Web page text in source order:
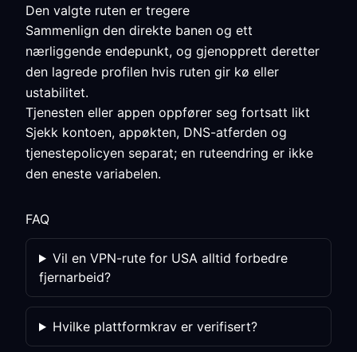
Den valgte ruten er tregere
Sammenlign den direkte banen og ett
nærliggende endepunkt, og gjenopprett deretter
den lagrede profilen hvis ruten gir kø eller
ustabilitet.
Tjenesten eller appen oppfører seg fortsatt likt
Sjekk kontoen, appøkten, DNS-atferden og
tjenestepolicyen separat; en ruteendring er ikke
den eneste variabelen.
FAQ
Vil en VPN-rute for USA alltid forbedre
fjernarbeid?
Hvilke plattformkrav er verifisert?